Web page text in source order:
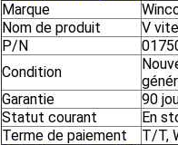
Marque
Nom de produit
V
P/N
Condition
Garantie
90
Statut courant
En
Terme de paiement
T/T,